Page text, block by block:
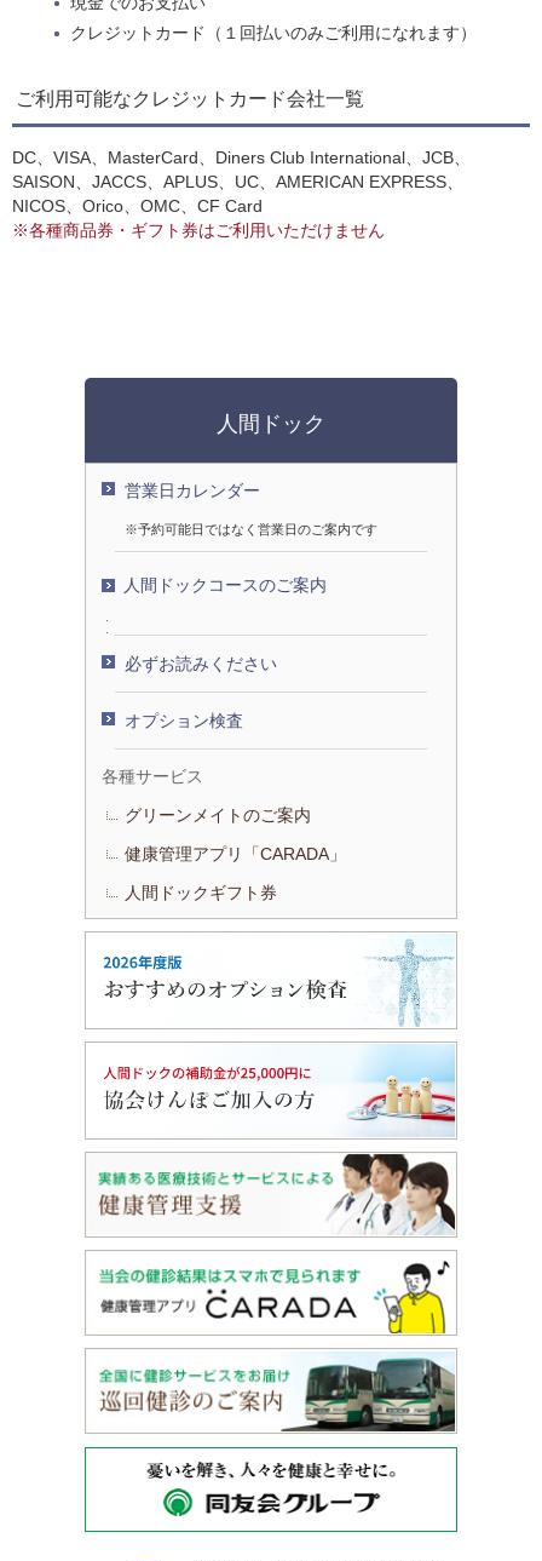
クレジットカード（１回払いのみご利用になれます）
ご利用可能なクレジットカード会社一覧
DC、VISA、MasterCard、Diners Club International、JCB、
SAISON、JACCS、APLUS、UC、AMERICAN EXPRESS、
NICOS、Orico、OMC、CF Card
※各種商品券・ギフト券はご利用いただけません
人間ドック
営業日カレンダー
※予約可能日ではなく営業日のご案内です
人間ドックコースのご案内
必ずお読みください
オプション検査
各種サービス
グリーンメイトのご案内
健康管理アプリ「CARADA」
人間ドックギフト券